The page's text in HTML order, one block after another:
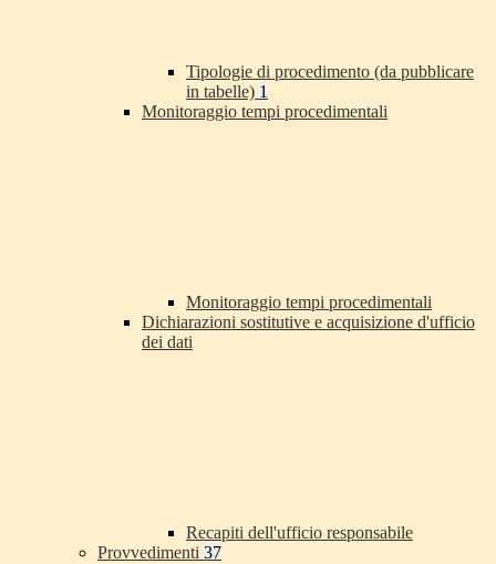
Tipologie di procedimento (da pubblicare
in tabelle) 1
Monitoraggio tempi procedimentali
Monitoraggio tempi procedimentali
Dichiarazioni sostitutive e acquisizione d'ufficio
dei dati
Recapiti dell'ufficio responsabile
Provvedimenti 37